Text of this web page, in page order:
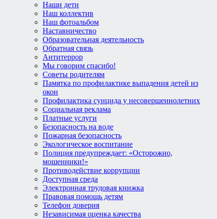
Наши дети
Наш коллектив
Наш фотоальбом
Наставничество
Образовательная деятельность
Обратная связь
Антитеррор
Мы говорим спасибо!
Советы родителям
Памятка по профилактике выпадения детей из
окон
Профилактика суицида у несовершеннолетних
Социальная реклама
Платные услуги
Безопасность на воде
Пожарная безопасность
Экологическое воспитание
Полиция предупреждает: «Осторожно,
мошенники!»
Противодействие коррупции
Доступная среда
Электронная трудовая книжка
Правовая помощь детям
Телефон доверия
Независимая оценка качества